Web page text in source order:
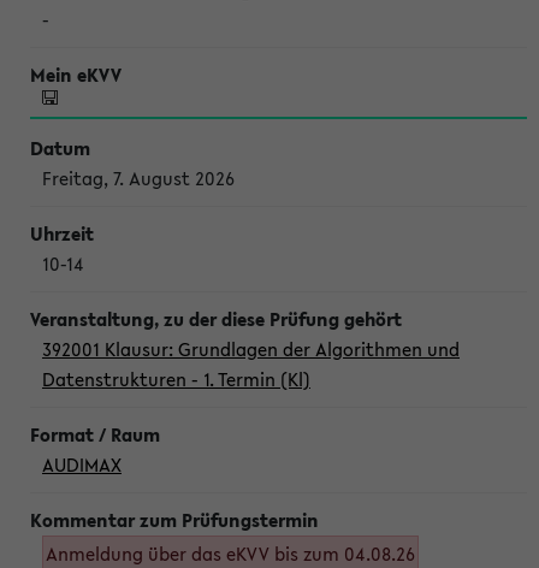
-
Freitag, 7. August 2026
10-14
392001 Klausur: Grundlagen der Algorithmen und
Datenstrukturen - 1. Termin (Kl)
AUDIMAX
Anmeldung über das eKVV bis zum 04.08.26